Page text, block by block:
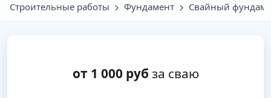
Строительные работы Фундамент Свайный
от 1 000руб за сваю